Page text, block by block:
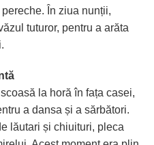
În ziua nunții,
tuturor, pentru a arăta
la horă în fața casei,
a dansa și a sărbători.
lăutari și chiuituri, pleca